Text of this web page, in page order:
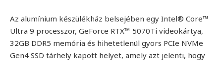
Az alumínium készülékház belsejében egy Intel® Core™
Ultra 9 processzor, GeForce RTX™ 5070Ti videokártya,
32GB DDR5 memória és hihetetlenül gyors PCIe NVMe
Gen4 SSD tárhely kapott helyet, amely azt jelenti, hogy